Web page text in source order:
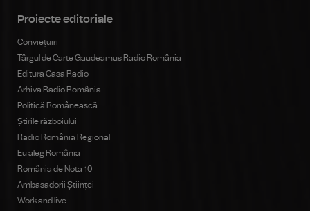
Proiecte editoriale
Conviețuiri
Târgul de Carte Gaudeamus Radio România
Editura Casa Radio
Arhiva Radio România
Politică Românească
Știrile războiului
Radio România Regional
Eu aleg România
România de Nota 10
Ambasadorii Științei
Work and live